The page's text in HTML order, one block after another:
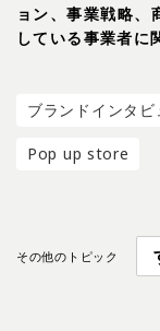
ョン、事業戦略、
している事業者に
ブランドインタビ
Pop up store
その他のトピック